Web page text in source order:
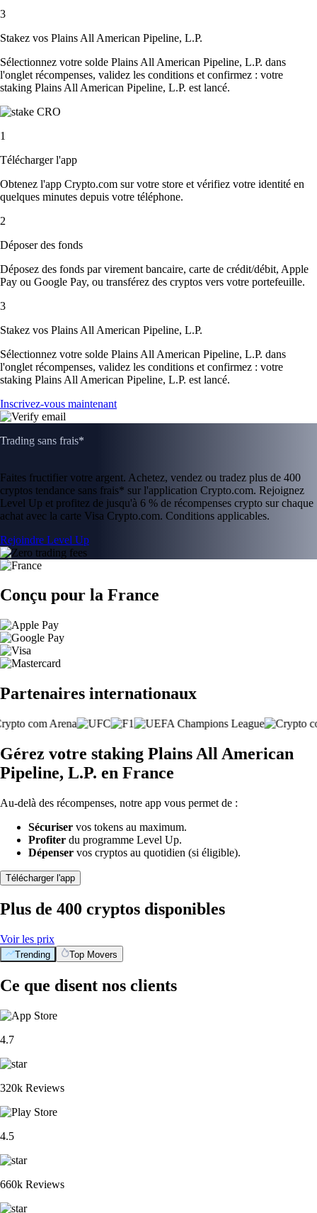
3
Stakez vos Plains All American Pipeline, L.P.
Sélectionnez votre solde Plains All American Pipeline, L.P. dans
l'onglet récompenses, validez les conditions et confirmez : votre
staking Plains All American Pipeline, L.P. est lancé.
1
Télécharger l'app
Obtenez l'app Crypto.com sur votre store et vérifiez votre identité en
quelques minutes depuis votre téléphone.
2
Déposer des fonds
Déposez des fonds par virement bancaire, carte de crédit/débit, Apple
Pay ou Google Pay, ou transférez des cryptos vers votre portefeuille.
3
Stakez vos Plains All American Pipeline, L.P.
Sélectionnez votre solde Plains All American Pipeline, L.P. dans
l'onglet récompenses, validez les conditions et confirmez : votre
staking Plains All American Pipeline, L.P. est lancé.
Inscrivez-vous maintenant
Trading sans frais*
Faites fructifier votre argent. Achetez, vendez ou tradez plus de 400
cryptos tendance sans frais* sur l'application Crypto.com. Rejoignez
Level Up et profitez de jusqu'à 6 % de récompenses crypto sur chaque
achat avec la carte Visa Crypto.com. Conditions applicables.
Rejoindre Level Up
Conçu pour la France
Partenaires internationaux
Gérez votre staking Plains All American
Pipeline, L.P. en France
Au-delà des récompenses, notre app vous permet de :
Sécuriser vos tokens au maximum.
Profiter du programme Level Up.
Dépenser vos cryptos au quotidien (si éligible).
Télécharger l'app
Plus de 400 cryptos disponibles
Voir les prix
Trending Top Movers
Ce que disent nos clients
4.7
320k Reviews
4.5
660k Reviews